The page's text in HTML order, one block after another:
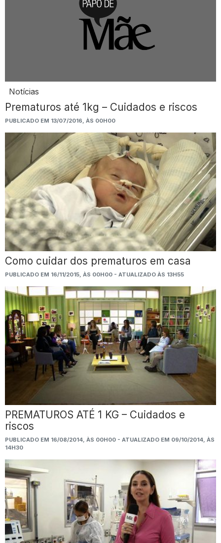
Notícias
Prematuros até 1kg – Cuidados e riscos
PUBLICADO EM 13/07/2016, ÀS 00H00
Como cuidar dos prematuros em casa
PUBLICADO EM 16/11/2015, ÀS 00H00 - ATUALIZADO ÀS 13H55
PREMATUROS ATÉ 1 KG – Cuidados e
riscos
PUBLICADO EM 16/08/2014, ÀS 00H00 - ATUALIZADO EM 09/10/2014, ÀS
14H30